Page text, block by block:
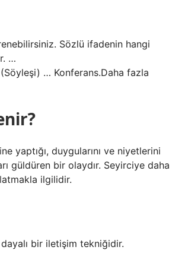
Sözlü ifadenin hangi
…
… Konferans.Daha fazla
yaptığı, duygularını ve niyetlerini
güldüren bir olaydır. Seyirciye daha
ilgilidir.
bir iletişim tekniğidir.